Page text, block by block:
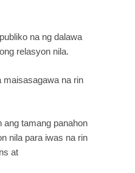
na ng dalawa
relasyon nila.
maisasagawa na rin
ang tamang panahon
nila para iwas na rin
at